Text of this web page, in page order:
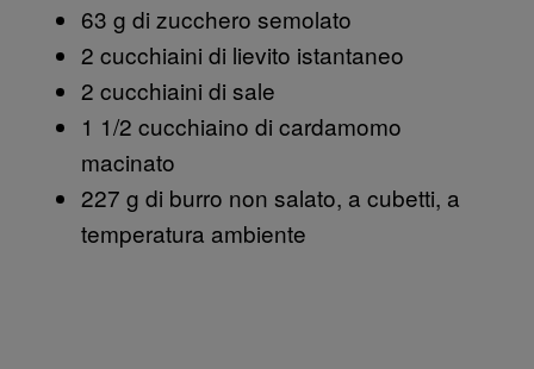
63 g di zucchero semolato
2 cucchiaini di lievito istantaneo
2 cucchiaini di sale
1 1/2 cucchiaino di cardamomo
macinato
227 g di burro non salato, a cubetti, a
temperatura ambiente